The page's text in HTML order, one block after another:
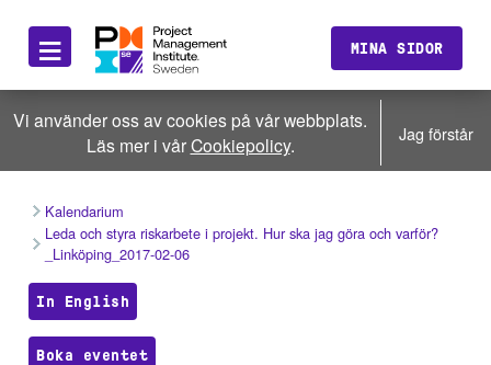
≡ MINA SIDOR
Vi använder oss av cookies på vår webbplats.
Läs mer i vårCookiepolicy. Jag förstår
Kalendarium
Leda och styra riskarbete i projekt. Hur ska jag göra och varför?
_Linköping_2017-02-06
In English
Boka eventet